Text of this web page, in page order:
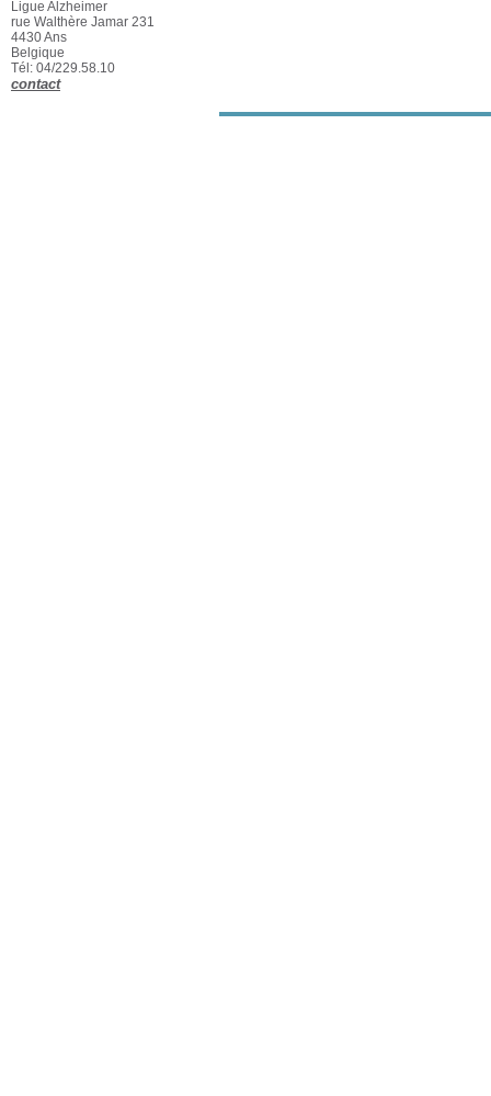
Ligue Alzheimer
rue Walthère Jamar 231
4430 Ans
Belgique
Tél: 04/229.58.10
contact